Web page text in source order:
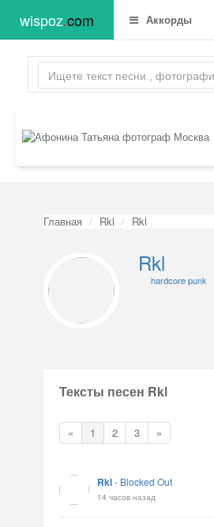
wispoz.com Аккорды
Главная Rkl Rkl
Rkl
hardcore punk
Тексты песен Rkl
« 1 2 3 »
Rkl- Blocked Out
14 часов назад